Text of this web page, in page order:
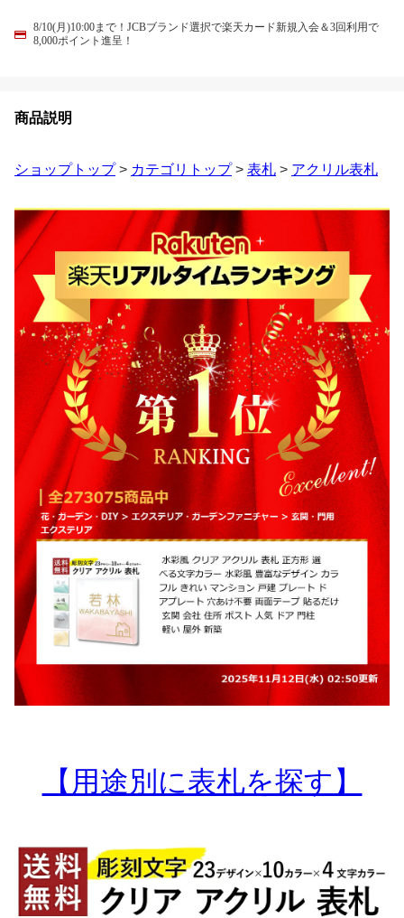
8/10(月)10:00まで！JCBブランド選択で楽天カード新規入会＆3回利用で
8,000ポイント進呈！
商品説明
ショップトップ> カテゴリトップ> 表札 > アクリル表札
【用途別に表札を探す】